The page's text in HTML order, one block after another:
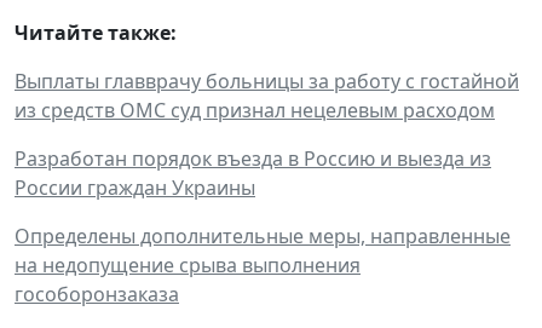
Читайте также:
Выплаты главврачу больницы за работу с гостайной
из средств ОМС суд признал нецелевым расходом
Разработан порядок въезда в Россию и выезда из
России граждан Украины
Определены дополнительные меры, направленные
на недопущение срыва выполнения
гособоронзаказа